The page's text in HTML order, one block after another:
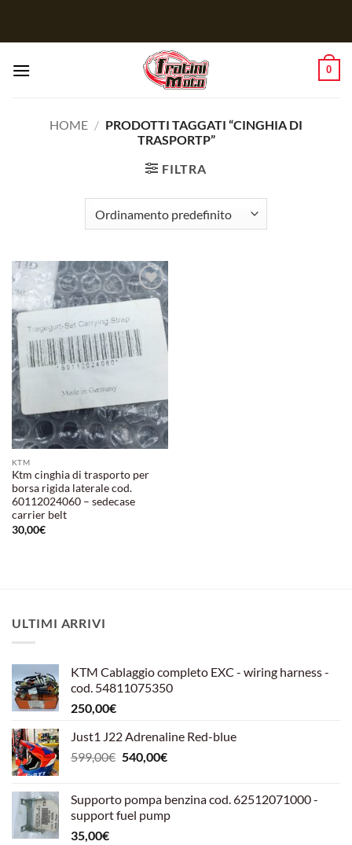
0
HOME / PRODOTTI TAGGATI “CINGHIA DI
TRASPORTP”
FILTRA
Aggiungi
desideri
KTM
Ktm cinghia di trasporto per
borsa rigida laterale cod.
60112024060 – sedecase
carrier belt
30,00€
ULTIMI ARRIVI
KTM Cablaggio completo EXC - wiring harness -
cod. 54811075350
250,00€
Just1 J22 Adrenaline Red-blue
599,00€ Il
era:
599,00€.
540,00€Il
è:
540,00€.
Supporto pompa benzina cod. 62512071000 -
support fuel pump
35,00€